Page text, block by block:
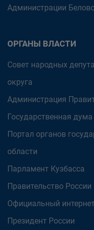
Администрации
ОРГАНЫ ВЛАСТИ
Совет народных
округа
Администрация
Государственная
Портал органов
области
Парламент Кузбасса
Правительство России
Официальный
Президент России